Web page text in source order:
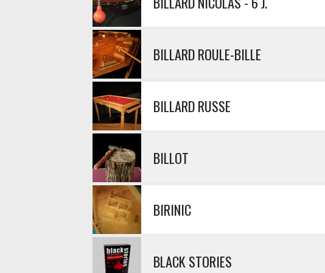
BILLARD ROULE-BILLE
BILLARD RUSSE
BILLOT
BIRINIC
BLACK STORIES